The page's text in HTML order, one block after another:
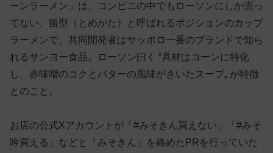
ーンラーメン」は、コンビニの中でもローソンにしか売っ
てない、留型（とめがた）と呼ばれるポジションのカップ
ラーメンで、共同開発者はサッポロ一番のブランドで知ら
れるサンヨー食品。ローソン曰く “具材はコーンに特化
し、赤味噌のコクとバターの風味がきいたスープ„ が特徴
とのこと。
お店の公式Xアカウントが「#みそきん買えない」「#みそ
吟買える」などと「みそきん」を絡めたPRを行っていた